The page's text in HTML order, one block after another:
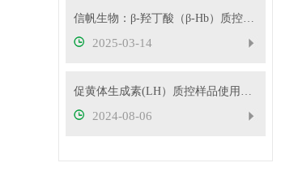
信帆生物：β-羟丁酸（β-Hb）质控样品
2025-03-14
促黄体生成素(LH）质控样品使用注意事项
2024-08-06